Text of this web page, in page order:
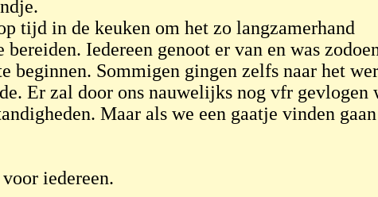
tijd in de keuken om het zo langzamerhand
Iedereen genoot er van en was
beginnen. Sommigen gingen zelfs naar het
Er zal door ons nauwelijks nog vfr gevlogen
Maar als we een gaatje vinden
iedereen.